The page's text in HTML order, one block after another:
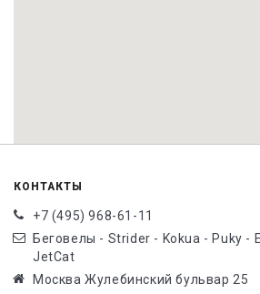
КОНТАКТЫ
+7 (495) 968-61-11
Беговелы - Strider - Kokua - Puky -
JetCat
Москва Жулебинский бульвар 25